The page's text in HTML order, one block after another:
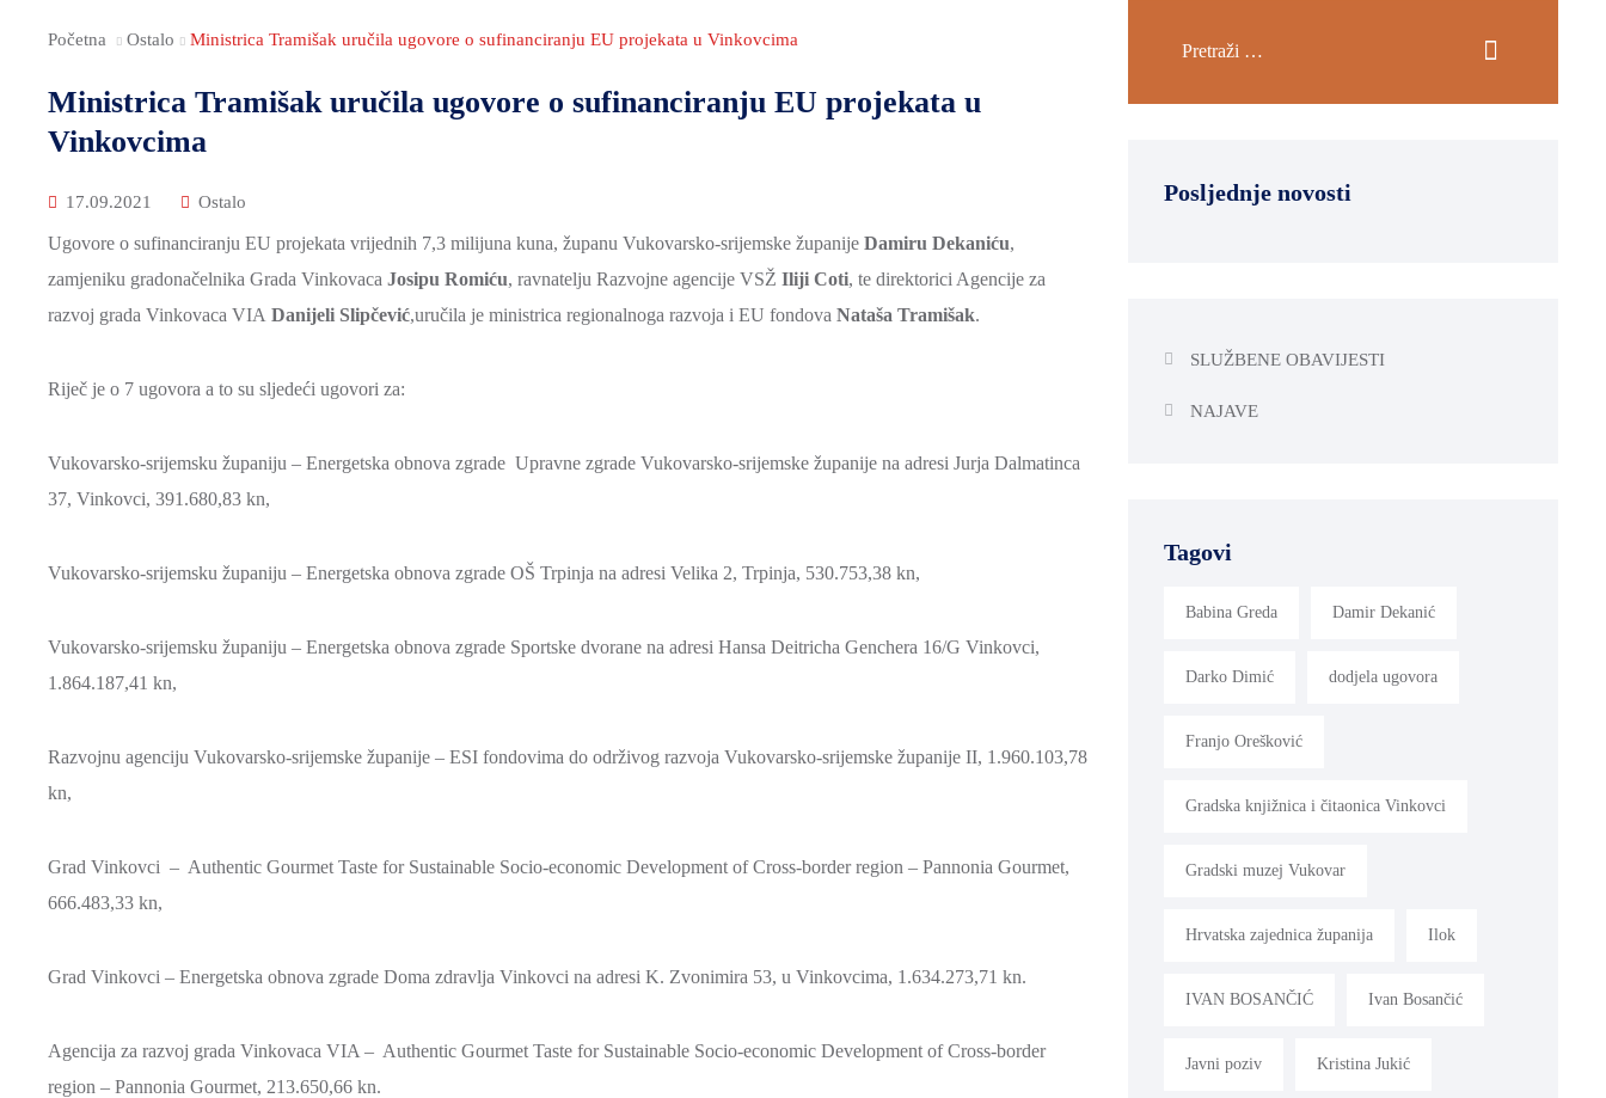
Početna Ostalo Ministrica Tramišak uručila ugovore o sufinanciranju EU projekata u Vinkovcima
Ministrica Tramišak uručila ugovore o sufinanciranju EU projekata u
Vinkovcima
17.09.2021 Ostalo
Ugovore o sufinanciranju EU projekata vrijednih 7,3 milijuna kuna, županu Vukovarsko-srijemske županije Damiru Dekaniću,
zamjeniku gradonačelnika Grada Vinkovaca Josipu Romiću, ravnatelju Razvojne agencije VSŽ Iliji Coti, te direktorici Agencije za
razvoj grada Vinkovaca VIA Danijeli Slipčević,uručila je ministrica regionalnoga razvoja i EU fondova Nataša Tramišak.
Riječ je o 7 ugovora a to su sljedeći ugovori za:
Vukovarsko-srijemsku županiju – Energetska obnova zgrade Upravne zgrade Vukovarsko-srijemske županije na adresi Jurja Dalmatinca
37, Vinkovci, 391.680,83 kn,
Vukovarsko-srijemsku županiju – Energetska obnova zgrade OŠ Trpinja na adresi Velika 2, Trpinja, 530.753,38 kn,
Vukovarsko-srijemsku županiju – Energetska obnova zgrade Sportske dvorane na adresi Hansa Deitricha Genchera 16/G Vinkovci,
1.864.187,41 kn,
Razvojnu agenciju Vukovarsko-srijemske županije – ESI fondovima do održivog razvoja Vukovarsko-srijemske županije II, 1.960.103,78
kn,
Grad Vinkovci – Authentic Gourmet Taste for Sustainable Socio-economic Development of Cross-border region – Pannonia Gourmet,
666.483,33 kn,
Grad Vinkovci – Energetska obnova zgrade Doma zdravlja Vinkovci na adresi K. Zvonimira 53, u Vinkovcima, 1.634.273,71 kn.
Agencija za razvoj grada Vinkovaca VIA – Authentic Gourmet Taste for Sustainable Socio-economic Development of Cross-border
region – Pannonia Gourmet, 213.650,66 kn.
Posljednje novosti
SLUŽBENE OBAVIJESTI
NAJAVE
Tagovi
Babina Greda Damir Dekanić
Darko Dimić dodjela ugovora
Franjo Orešković
Gradska knjižnica i čitaonica Vinkovci
Gradski muzej Vukovar
Hrvatska zajednica županija Ilok
IVAN BOSANČIĆ Ivan Bosančić
Javni poziv Kristina Jukić